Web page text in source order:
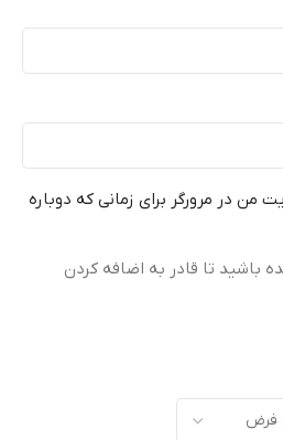
من در مرورگر برای زمانی که دوباره
باشید تا قادر به اضافه کردن